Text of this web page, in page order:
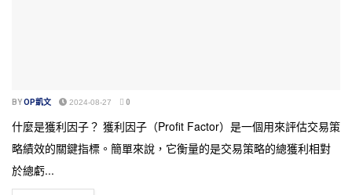
BYOP凱文 2024-08-27 0
什麼是獲利因子？ 獲利因子（Profit Factor）是一個用來評估交易策
略績效的關鍵指標。簡單來說，它衡量的是交易策略的總獲利相對
於總虧...